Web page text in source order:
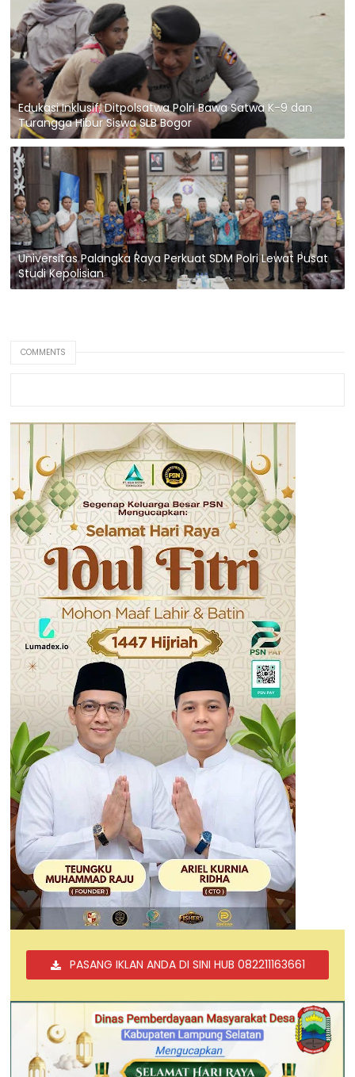
Edukasi Inklusif, Ditpolsatwa Polri Bawa Satwa K-9 dan
Turangga Hibur Siswa SLB Bogor
Universitas Palangka Raya Perkuat SDM Polri Lewat Pusat
Studi Kepolisian
COMMENTS
PASANG IKLAN ANDA DI SINI HUB 082211163661